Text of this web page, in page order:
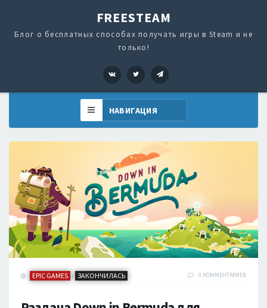
FREESTEAM
Блог о бесплатных способах получать игры в Steam и не
только!
VK Twitter
EPIC GAMES / ЗАКОНЧИЛАСЬ 0 КОММЕНТАРИЕВ